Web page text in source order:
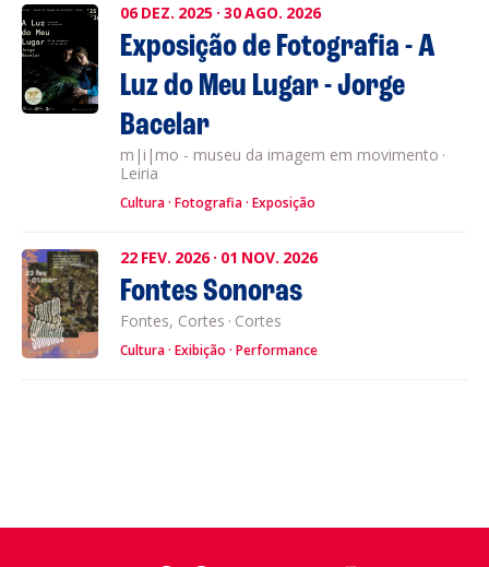
06 DEZ. 2025 · 30AGO. 2026
Exposição de Fotografia - A
Luz do Meu Lugar - Jorge
Bacelar
m|i|mo - museu da imagem em movimento ·
Leiria
Cultura Fotografia Exposição
22 FEV. 2026 · 01 NOV. 2026
Fontes Sonoras
Fontes, Cortes · Cortes
Cultura Exibição Performance